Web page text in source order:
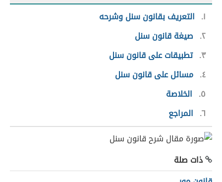
١
التعريف بقانون سنل وشرحه
٢ صيغة قانون سنل
٣ تطبيقات على قانون سنل
٤ مسائل على قانون سنل
٥
الخلاصة
٦ المراجع
ذات صلة